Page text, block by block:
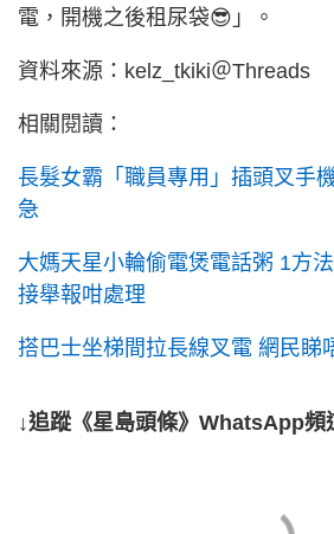
電，開機之後租尿袋😎」。
資料來源：kelz_tkiki＠Threads
相關閱讀：
長髮女霸「職員專用」插頭叉手
急
大媽天星小輪偷電煲電話粥 1方
接舉報咁處理
搭巴士坐梯間拉長線叉電 網民睇
↓追蹤《星島頭條》WhatsApp頻